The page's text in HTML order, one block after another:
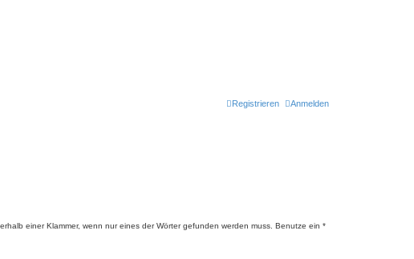
Anmelden
Registrieren
einer Klammer, wenn nur eines der Wörter gefunden werden muss. Benutze ein *